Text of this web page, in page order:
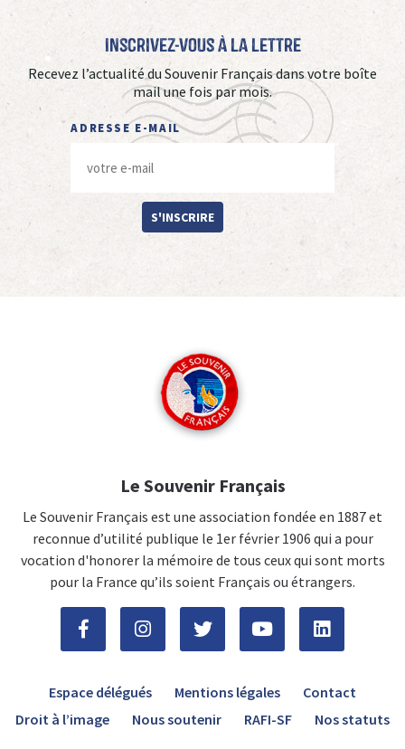
Inscrivez-vous à La Lettre
Recevez l’actualité du Souvenir Français dans votre boîte
mail une fois par mois.
ADRESSE E-MAIL
S'INSCRIRE
Le Souvenir Français
Le Souvenir Français est une association fondée en 1887 et
reconnue d’utilité publique le 1er février 1906 qui a pour
vocation d'honorer la mémoire de tous ceux qui sont morts
pour la France qu’ils soient Français ou étrangers.
Espace délégués Mentions légales
Contact
Droit à l’image
Nous soutenir RAFI-SF Nos statuts